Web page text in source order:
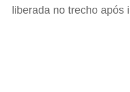
liberada no trecho após